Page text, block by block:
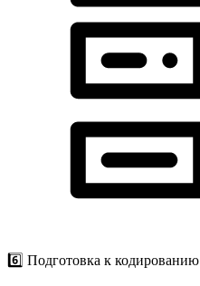
6️⃣ Подготовка к кодированию